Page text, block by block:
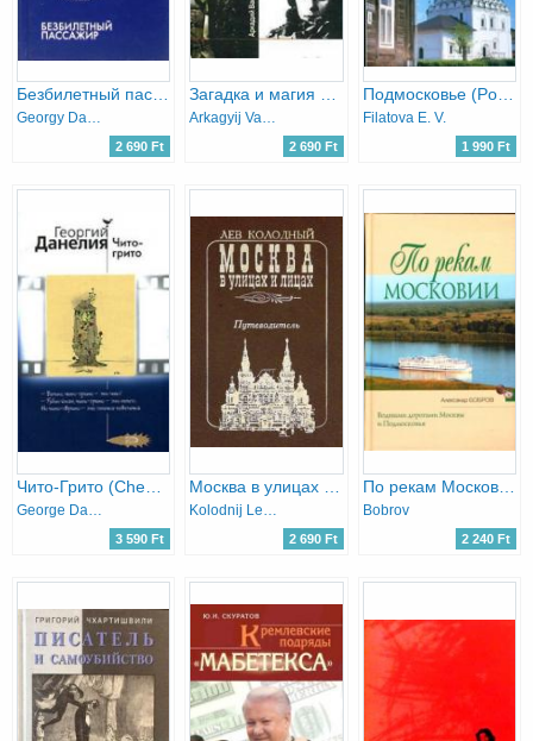
Безбилетный пассажир - Potyautas (orosz nyelven)
Georgy Danelia
2 690 Ft
Загадка и магия Лили Брик (Zagadka i magiya Lili Brik) - Lily Brik rejtélye és varázslata
Arkagyij Vaksberg
2 690 Ft
Подмосковье (Podmoskov) - Moszkvai régió
Filatova E. V.
1 990 Ft
George Danielia
3 590 Ft
Kolodnij Lev Efimovics
2 690 Ft
По рекам Московии (Po rekam Moskovii) - Moszkva folyói mentén
Bobrov
2 240 Ft